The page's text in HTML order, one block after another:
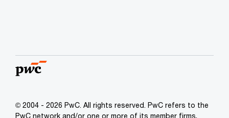
© 2004 - 2026 PwC. All rights reserved. PwC refers to the
PwC network and/or one or more of its member firms,